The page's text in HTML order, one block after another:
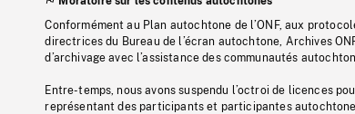
Conformément au Plan autochtone de l’ONF, aux
directrices du Bureau de l’écran autochtone, Archives
d’archivage avec l’assistance des communautés
Entre-temps, nous avons suspendu l’octroi de licences
représentant des participants et participantes